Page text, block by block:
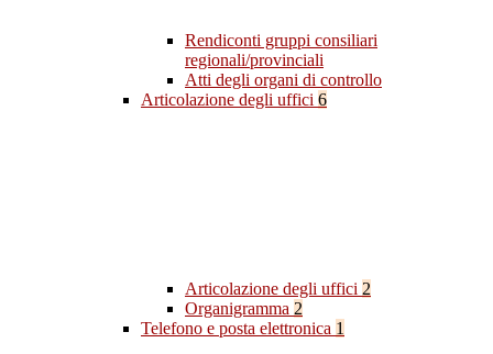
Rendiconti gruppi consiliari
regionali/provinciali
Atti degli organi di controllo
Articolazione degli uffici 6
Articolazione degli uffici 2
Organigramma 2
Telefono e posta elettronica 1